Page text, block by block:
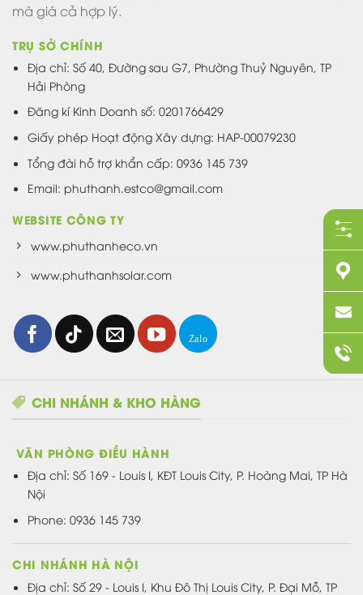
mà giá cả hợp lý.
TRỤ SỞ CHÍNH
Địa chỉ: Số 40, Đường sau G7, Phường Thuỷ Nguyên, TP
Hải Phòng
Đăng kí Kinh Doanh số: 0201766429
Giấy phép Hoạt động Xây dựng: HAP-00079230
Tổng đài hỗ trợ khẩn cấp: 0936 145 739
Email: phuthanh.estco@gmail.com
WEBSITE CÔNG TY
www.phuthanheco.vn
www.phuthanhsolar.com
CHI NHÁNH & KHO HÀNG
VĂN PHÒNG ĐIỀU HÀNH
Địa chỉ: Số 169 - Louis I, KĐT Louis City, P. Hoàng Mai, TP Hà
Nội
Phone: 0936 145 739
CHI NHÁNH HÀ NỘI
Địa chỉ: Số 29 - Louis I, Khu Đô Thị Louis City, P. Đại Mỗ, TP